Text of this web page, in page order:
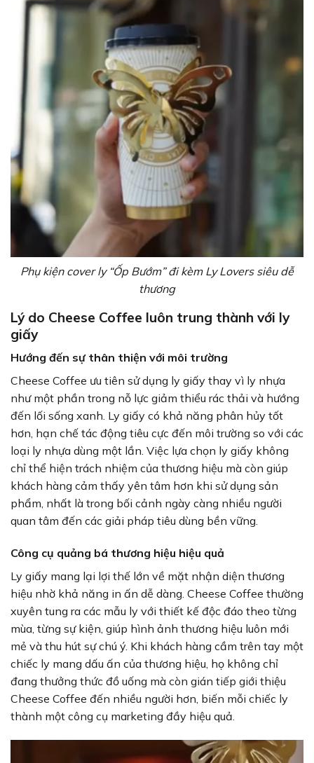
Phụ kiện cover ly “Ốp Bướm” đi kèm Ly Lovers siêu dễ
thương
Lý do Cheese Coffee luôn trung thành với ly
giấy
Hướng đến sự thân thiện với môi trường
Cheese Coffee ưu tiên sử dụng ly giấy thay vì ly nhựa
như một phần trong nỗ lực giảm thiểu rác thải và hướng
đến lối sống xanh. Ly giấy có khả năng phân hủy tốt
hơn, hạn chế tác động tiêu cực đến môi trường so với các
loại ly nhựa dùng một lần. Việc lựa chọn ly giấy không
chỉ thể hiện trách nhiệm của thương hiệu mà còn giúp
khách hàng cảm thấy yên tâm hơn khi sử dụng sản
phẩm, nhất là trong bối cảnh ngày càng nhiều người
quan tâm đến các giải pháp tiêu dùng bền vững.
Công cụ quảng bá thương hiệu hiệu quả
Ly giấy mang lại lợi thế lớn về mặt nhận diện thương
hiệu nhờ khả năng in ấn dễ dàng. Cheese Coffee thường
xuyên tung ra các mẫu ly với thiết kế độc đáo theo từng
mùa, từng sự kiện, giúp hình ảnh thương hiệu luôn mới
mẻ và thu hút sự chú ý. Khi khách hàng cầm trên tay một
chiếc ly mang dấu ấn của thương hiệu, họ không chỉ
đang thưởng thức đồ uống mà còn gián tiếp giới thiệu
Cheese Coffee đến nhiều người hơn, biến mỗi chiếc ly
thành một công cụ marketing đầy hiệu quả.